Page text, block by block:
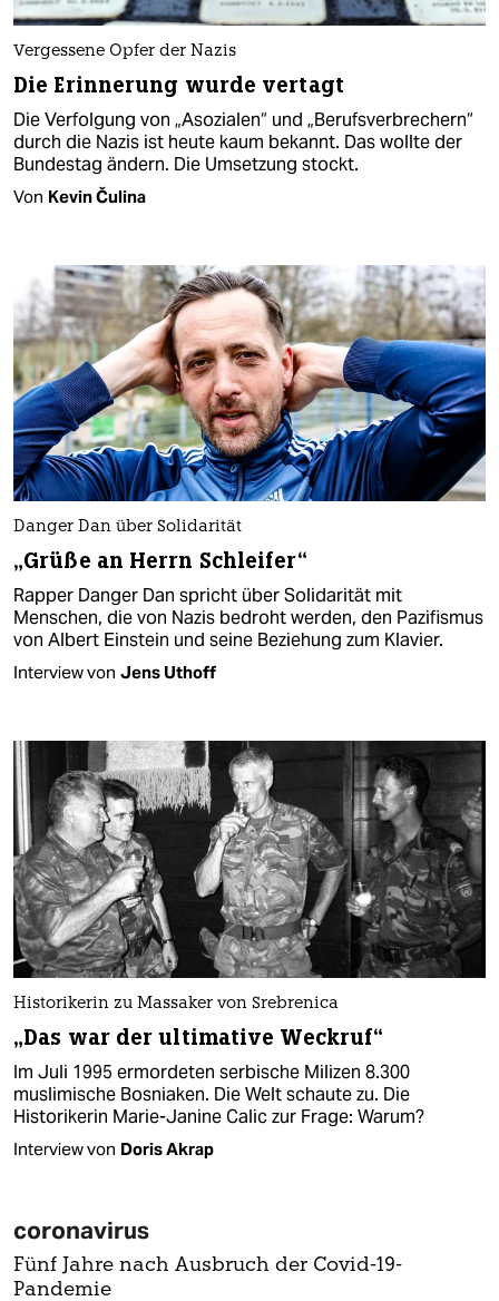
Vergessene Opfer der Nazis
Die Erinnerung wurde vertagt
Die Verfolgung von „Asozialen“ und „Berufsverbrechern“
durch die Nazis ist heute kaum bekannt. Das wollte der
Bundestag ändern. Die Umsetzung stockt.
Von Kevin Čulina
Danger Dan über Solidarität
„Grüße an Herrn Schleifer“
Rapper Danger Dan spricht über Solidarität mit
Menschen, die von Nazis bedroht werden, den Pazifismus
von Albert Einstein und seine Beziehung zum Klavier.
Interview von Jens Uthoff
Historikerin zu Massaker von Srebrenica
„Das war der ultimative Weckruf“
Im Juli 1995 ermordeten serbische Milizen 8.300
muslimische Bosniaken. Die Welt schaute zu. Die
Historikerin Marie-Janine Calic zur Frage: Warum?
Interview von Doris Akrap
coronavirus
Fünf Jahre nach Ausbruch der Covid-19-
Pandemie